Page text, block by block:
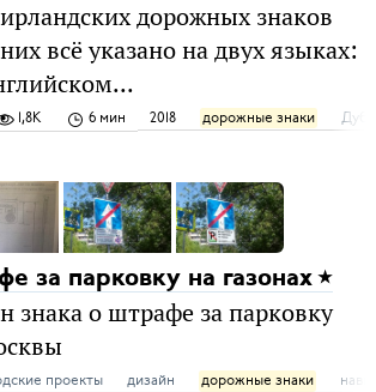
дорожных знаков
всё указано на двух языках:
1,8K 6 мин 2018 дорожные знаки
за парковку на газонах
знака о штрафе за парковку
проекты дизайн дорожные знаки